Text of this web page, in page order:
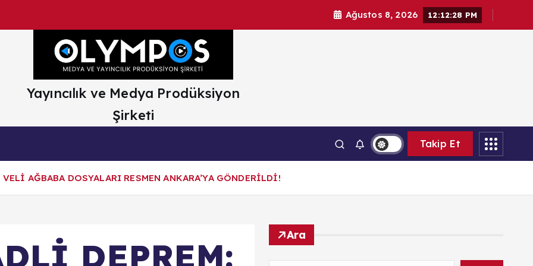
Ağustos 8, 2026 12:12:29 PM
Yayıncılık ve Medya Prodüksiyon
Şirketi
Takip Et
AĞBABA DOSYALARI RESMEN ANKARA’YA GÖNDERİLDİ!
DEPREM:
Ara